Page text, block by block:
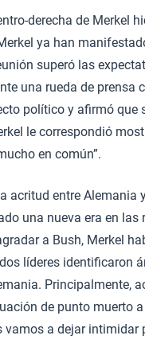
derecha de Merkel
ya han
superó las
una rueda de prensa
político y afirmó que
le correspondió
en común”.
acritud entre Alemania
una nueva era en las
a Bush, Merkel
líderes identificaron
Principalmente,
de punto muerto
vamos a dejar